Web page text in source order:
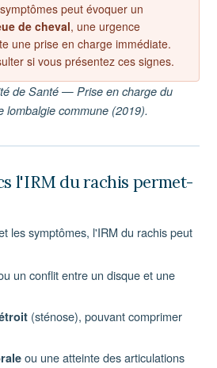
peut évoquer un
de cheval, une urgence
une prise en charge immédiate.
si vous présentez ces signes.
de Santé — Prise en charge du
lombalgie commune (2019).
l'IRM du rachis permet-
les symptômes, l'IRM du rachis peut
un conflit entre un disque et une
(sténose), pouvant comprimer
ou une atteinte des articulations